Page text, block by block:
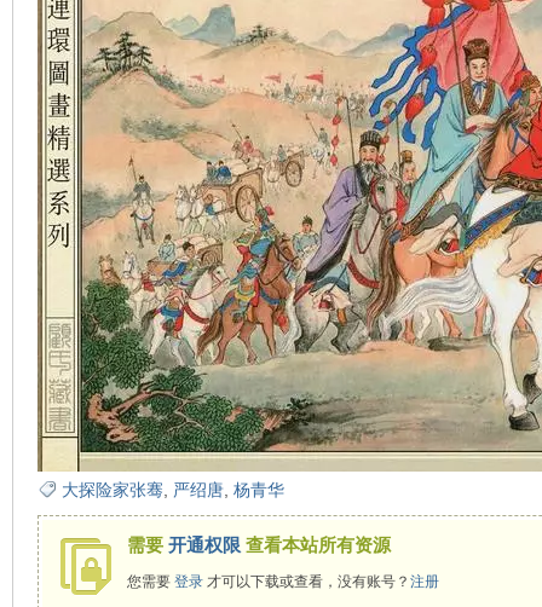
大探险家张骞 严绍唐, 杨青华
需要 开通权限 查看本站所有资源
您需要 登录才可以下载或查看，没有账号？ 注册